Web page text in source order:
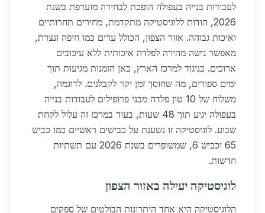
לעבודות בנייה בעפולה הופכת לבחירה מועדפת בשנת
2026, הודות ללוגיסטיקה מתקדמת, מחירים תחרותיים
ואיכות גבוהה. אזור הצפון, הכולל ערים כמו חיפה ונצרת,
מאפשר גישה מהירה לפלדה איכותית ללא עיכובים
ארוכים. בניגוד למרכז הארץ, כאן הזמנות מגיעות תוך
ימים ספורים, מה שחוסך זמן יקר לקבלנים. לדוגמה,
משלוח של 10 טון פלדה מבני פרופילים לעבודות בנייה
בעפולה יגיע תוך 48 שעות, בעוד במרכז זה עלול לקחת
שבוע. לוגיסטיקה זו נשענת על כבישים ראשיים כמו כביש
65 וכביש 6, שמשופרים בשנת 2026 עם תשתיות
חדשות.
לוגיסטיקה יעילה באזור הצפון
הלוגיסטיקה היא אחד היתרונות הבולטים של ספקים